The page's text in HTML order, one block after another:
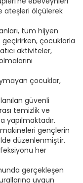
ateşleri ölçülerek
tüm hijyen
geçirirken, çocuklarla
aktiviteler,
çocuklar,
güvenli
temizlik ve
yapılmaktadır.
gençlerin
düzenlenmiştir.
her
gerçekleşen
uygun